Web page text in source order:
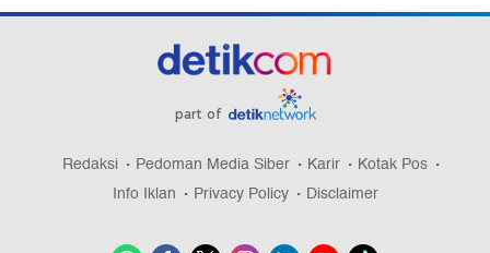
part of
Redaksi Pedoman Media Siber Karir
Kotak Pos
Info Iklan
Privacy Policy Disclaimer